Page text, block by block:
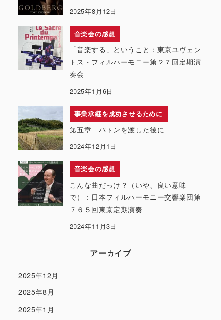
2025年8月12日
音楽会の感想
「音楽する」ということ：東京ユヴェン
トス・フィルハーモニー第２７回定期演
奏会
2025年1月6日
事業承継を成功させるために
第五章 バトンを渡した後に
2024年12月1日
音楽会の感想
こんな曲だっけ？（いや、良い意味
で）：日本フィルハーモニー交響楽団第
７６５回東京定期演奏
2024年11月3日
アーカイブ
2025年12月
2025年8月
2025年1月